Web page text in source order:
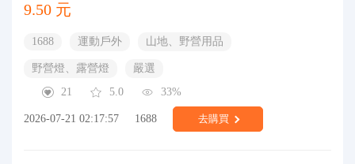
9.50 元
1688 運動戶外 山地、野營用品
野營燈、露營燈
嚴選
21
5.0 33%
2026-07-21 02:17:57 1688 去購買